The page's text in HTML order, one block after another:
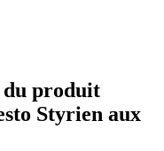
du produit
Styrien aux